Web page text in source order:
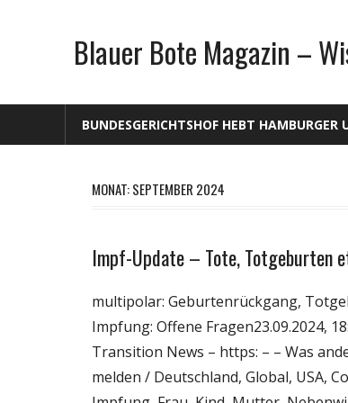
Blauer Bote Magazin –
BUNDESGERICHTSHOF HEBT HAMBURGER
MONAT: SEPTEMBER 2024
Gesellschaft
Politik
Wirtschaft
Wissenschaft
Impf-Update – Tote, Totgeburten
multipolar: Geburtenrückgang,
Impfung: Offene Fragen23.09.2024,
Transition News – https: – – Was
melden / Deutschland, Global, USA,